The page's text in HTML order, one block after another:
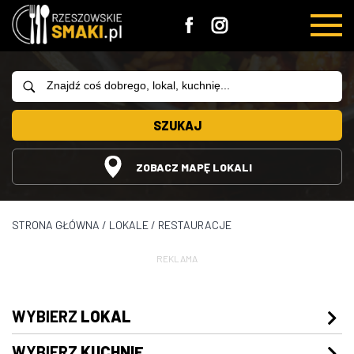
SZUKAJ
ZOBACZ MAPĘ LOKALI
STRONA GŁÓWNA / LOKALE / RESTAURACJE
REKLAMA
WYBIERZ LOKAL